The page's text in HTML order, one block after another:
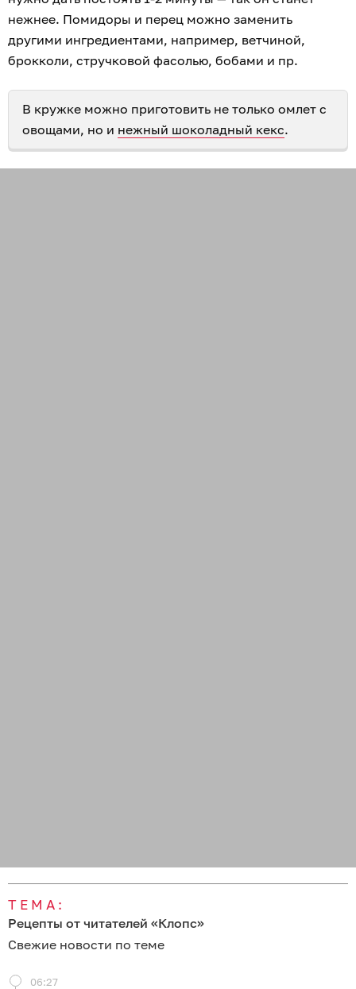
нежнее. Помидоры и перец можно заменить
другими ингредиентами, например, ветчиной,
брокколи, стручковой фасолью, бобами и пр.
В кружке можно приготовить не только омлет с
овощами, но и нежный шоколадный кекс.
ТЕМА:
Рецепты от читателей «Клопс»
Свежие новости по теме
06:27